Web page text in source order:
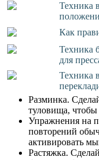
Техника
Как
Техника
для
Техника
Разминка.
туловища,
Упражнения на
повторений
активировать
Растяжка.